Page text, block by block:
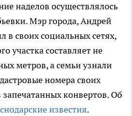
наделов осуществлялось
Мэр города, Андрей
в своих социальных сетях,
участка составляет не
метров, а семьи узнали
номера своих
конвертов. Об
известия.